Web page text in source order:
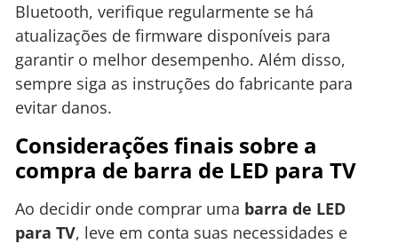
Bluetooth, verifique regularmente se há
atualizações de firmware disponíveis para
garantir o melhor desempenho. Além disso,
sempre siga as instruções do fabricante para
evitar danos.
Considerações finais sobre a
compra de barra de LED para TV
Ao decidir onde comprar uma barra de LED
para TV, leve em conta suas necessidades e